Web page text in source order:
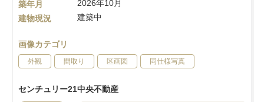
築年月
2026年10月
建物現況
建築中
画像カテゴリ
外観 間取り 区画図 同仕様写真
センチュリー21中央不動産